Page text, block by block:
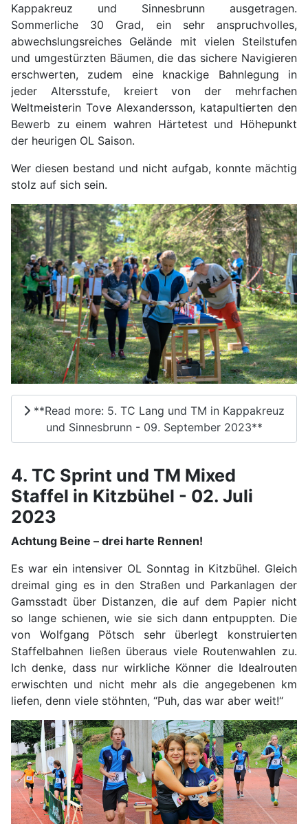
Kappakreuz und Sinnesbrunn ausgetragen.
Sommerliche 30 Grad, ein sehr anspruchvolles,
abwechslungsreiches Gelände mit vielen Steilstufen
und umgestürzten Bäumen, die das sichere Navigieren
erschwerten, zudem eine knackige Bahnlegung in
jeder Altersstufe, kreiert von der mehrfachen
Weltmeisterin Tove Alexandersson, katapultierten den
Bewerb zu einem wahren Härtetest und Höhepunkt
der heurigen OL Saison.
Wer diesen bestand und nicht aufgab, konnte mächtig
stolz auf sich sein.
**Read more: 5. TC Lang und TM in Kappakreuz
und Sinnesbrunn - 09. September 2023**
4. TC Sprint und TM Mixed
Staffel in Kitzbühel - 02. Juli
2023
Achtung Beine – drei harte Rennen!
Es war ein intensiver OL Sonntag in Kitzbühel. Gleich
dreimal ging es in den Straßen und Parkanlagen der
Gamsstadt über Distanzen, die auf dem Papier nicht
so lange schienen, wie sie sich dann entpuppten. Die
von Wolfgang Pötsch sehr überlegt konstruierten
Staffelbahnen ließen überaus viele Routenwahlen zu.
Ich denke, dass nur wirkliche Könner die Idealrouten
erwischten und nicht mehr als die angegebenen km
liefen, denn viele stöhnten, “Puh, das war aber weit!“